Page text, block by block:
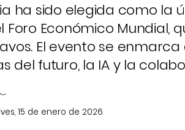
ha sido elegida como la
Económico Mundial,
El evento se
del futuro, la IA y la
15 de enero de 2026